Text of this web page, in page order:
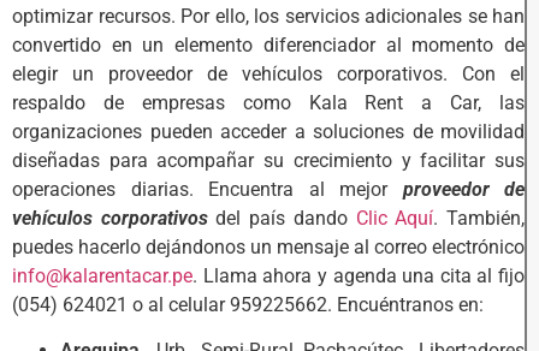
optimizar recursos. Por ello, los servicios adicionales se han
convertido en un elemento diferenciador al momento de
elegir un proveedor de vehículos corporativos. Con el
respaldo de empresas como Kala Rent a Car, las
organizaciones pueden acceder a soluciones de movilidad
diseñadas para acompañar su crecimiento y facilitar sus
operaciones diarias. Encuentra al mejor proveedor de
vehículos corporativosdel país dando Clic Aquí. También,
puedes hacerlo dejándonos un mensaje al correo electrónico
info@kalarentacar.pe. Llama ahora y agenda una cita al fijo
(054) 624021 o al celular 959225662. Encuéntranos en: